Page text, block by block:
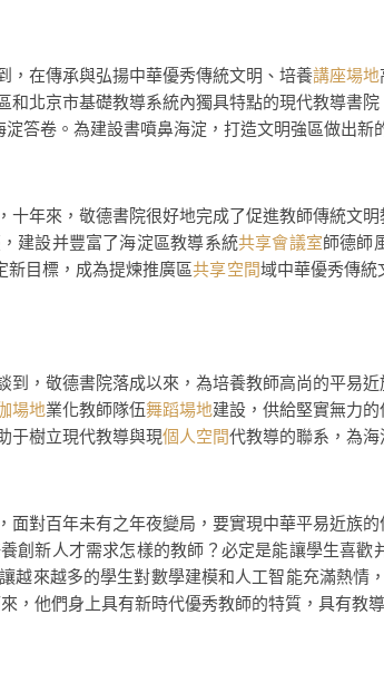
，在傳承與弘揚中華優秀傳統文明、培養講座場地
北京市基礎教導系統內獨具特點的現代教導書
答卷。為建設書噴鼻海淀，打造文明強區做出新
年來，敬德書院很好地完成了促進教師傳統文
建設并豐富了海淀區教導系統共享會議室師德師
目標，成為提煉推廣區共享空間域中華優秀傳
，敬德書院落成以來，為培養教師高尚的平易
場地業化教師隊伍舞蹈場地建設，供給堅實無力
于樹立現代教導與現個人空間代教導的聯系，為
對百年未有之年夜變局，要實現中華平易近族的
創新人才需求怎樣的教師？必定是能讓學生喜
越來越多的學生對數學建模和人工智能充滿熱情
，他們身上具有新時代優秀教師的特質，具有教